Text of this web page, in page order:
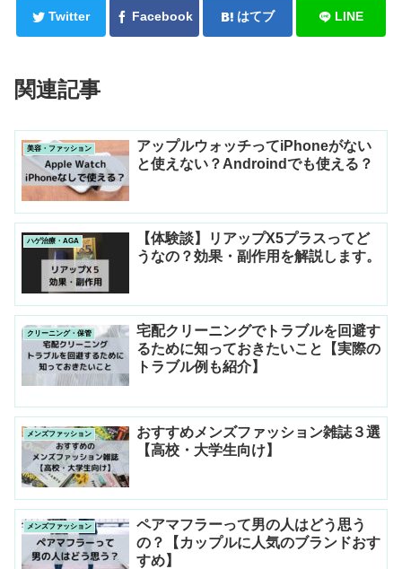
Twitter Facebook はてブ LINE
関連記事
美容・ファッション
アップルウォッチってiPhoneがない
と使えない？Androindでも使える？
ハゲ治療・AGA
【体験談】リアップX5プラスってど
うなの？効果・副作用を解説します。
クリーニング・保管
宅配クリーニングでトラブルを回避す
るために知っておきたいこと【実際の
トラブル例も紹介】
メンズファッション
おすすめメンズファッション雑誌３選
【高校・大学生向け】
メンズファッション
ペアマフラーって男の人はどう思う
の？【カップルに人気のブランドおす
すめ】